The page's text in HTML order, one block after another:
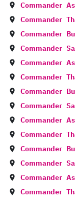
Commander
Commander
Commander
Commander
Commander
Commander
Commander
Commander
Commander
Commander
Commander
Commander
Commander
Commander